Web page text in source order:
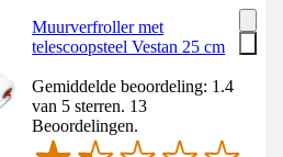
Muurverfroller met
telescoopsteel Vestan 25 cm
Gemiddelde beoordeling: 1.4
van 5 sterren. 13
Beoordelingen.